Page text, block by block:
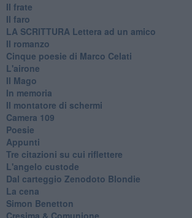
Il frate
Il faro
​LA SCRITTURA Lettera ad un amico
Il romanzo
Cinque poesie di Marco Celati
L'airone
Il Mago
In memoria
Il montatore di schermi
Camera 109
Poesie
Appunti
Tre citazioni su cui riflettere
L'angelo custode
Dal carteggio Zenodoto Blondie
La cena
Simon Benetton
Cresima & Comunione